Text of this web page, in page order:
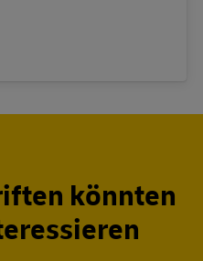
könnten